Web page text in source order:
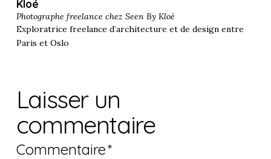
Kloé
Photographe freelance chez Seen By Kloé
Exploratrice freelance d’architecture et de design entre
Paris et Oslo
Laisser un
commentaire
Commentaire*